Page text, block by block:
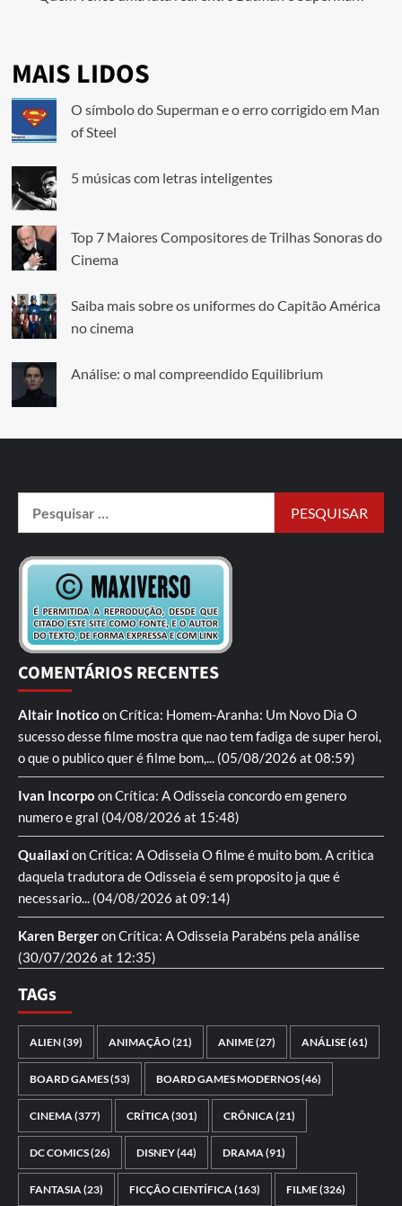
MAIS LIDOS
O símbolo do Superman e o erro corrigido em Man
of Steel
5 músicas com letras inteligentes
Top 7 Maiores Compositores de Trilhas Sonoras do
Cinema
Saiba mais sobre os uniformes do Capitão América
no cinema
Análise: o mal compreendido Equilibrium
COMENTÁRIOS RECENTES
Altair Inotico onCrítica: Homem-Aranha: Um Novo Dia O
sucesso desse filme mostra que nao tem fadiga de super heroi,
o que o publico quer é filme bom,... (05/08/2026 at 08:59)
Ivan Incorpo onCrítica: A Odisseia concordo em genero
numero e gral (04/08/2026 at 15:48)
QuailaxionCrítica: A Odisseia O filme é muito bom. A critica
daquela tradutora de Odisseia é sem proposito ja que é
necessario... (04/08/2026 at 09:14)
Karen BergeronCrítica: A Odisseia Parabéns pela análise
(30/07/2026 at 12:35)
TAGs
ALIEN(39) ANIMAÇÃO(21) ANIME(27) ANÁLISE(61)
BOARD GAMES(53) BOARD GAMES MODERNOS(46)
CINEMA(377) CRÍTICA(301) CRÔNICA(21)
DC COMICS(26) DISNEY(44) DRAMA(91)
FANTASIA(23) FICÇÃO CIENTÍFICA(163) FILME(326)